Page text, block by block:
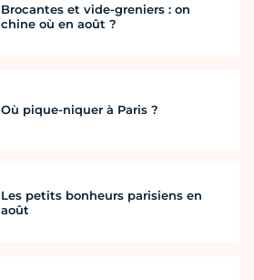
Brocantes et vide-greniers : on
chine où en août ?
Où pique-niquer à Paris ?
Les petits bonheurs parisiens en
août